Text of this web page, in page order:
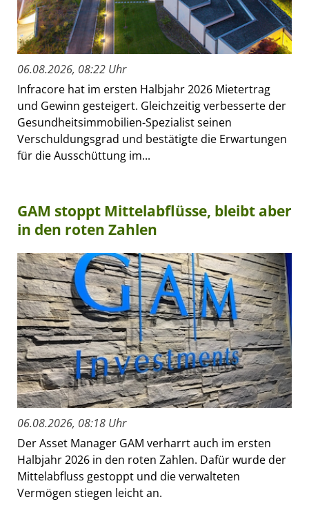
06.08.2026, 08:22 Uhr
Infracore hat im ersten Halbjahr 2026 Mietertrag
und Gewinn gesteigert. Gleichzeitig verbesserte der
Gesundheitsimmobilien-Spezialist seinen
Verschuldungsgrad und bestätigte die Erwartungen
für die Ausschüttung im...
GAM stoppt Mittelabflüsse, bleibt aber
in den roten Zahlen
06.08.2026, 08:18 Uhr
Der Asset Manager GAM verharrt auch im ersten
Halbjahr 2026 in den roten Zahlen. Dafür wurde der
Mittelabfluss gestoppt und die verwalteten
Vermögen stiegen leicht an.